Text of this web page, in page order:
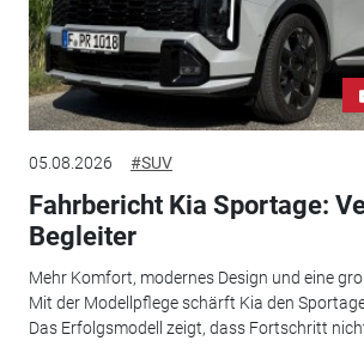
05.08.2026 #SUV
Fahrbericht Kia Sportage:
Begleiter
Mehr Komfort, modernes Design und eine
Mit der Modellpflege schärft Kia den
Das Erfolgsmodell zeigt, dass Fortschritt